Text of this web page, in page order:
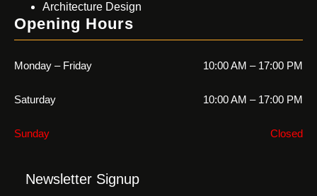
Architecture Design
Opening Hours
Monday – Friday 10:00 AM – 17:00 PM
Saturday 10:00 AM – 17:00 PM
Sunday Closed
Newsletter Signup